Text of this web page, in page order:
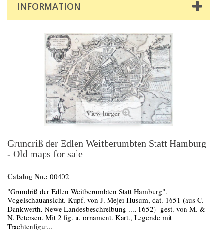
INFORMATION
View larger
Grundriß der Edlen Weitberumbten Statt Hamburg
- Old maps for sale
Catalog No.: 00402
"Grundriß der Edlen Weitberumbten Statt Hamburg".
Vogelschauansicht. Kupf. von J. Mejer Husum, dat. 1651 (aus C.
Dankwerth, Newe Landesbeschreibung ..., 1652)- gest. von M. &
N. Petersen. Mit 2 fig. u. ornament. Kart., Legende mit
Trachtenfigur...